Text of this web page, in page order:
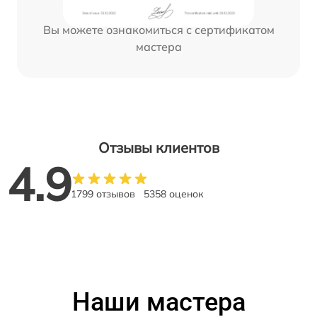
Вы можете ознакомиться с сертификатом
мастера
Отзывы клиентов
4.91799 отзывов 5358 оценок
Наши мастера